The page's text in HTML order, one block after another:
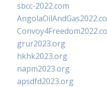
sbcc-2022.com
grur2023.org
hkhk2023.org
napm2023.org
apsdfd2023.org